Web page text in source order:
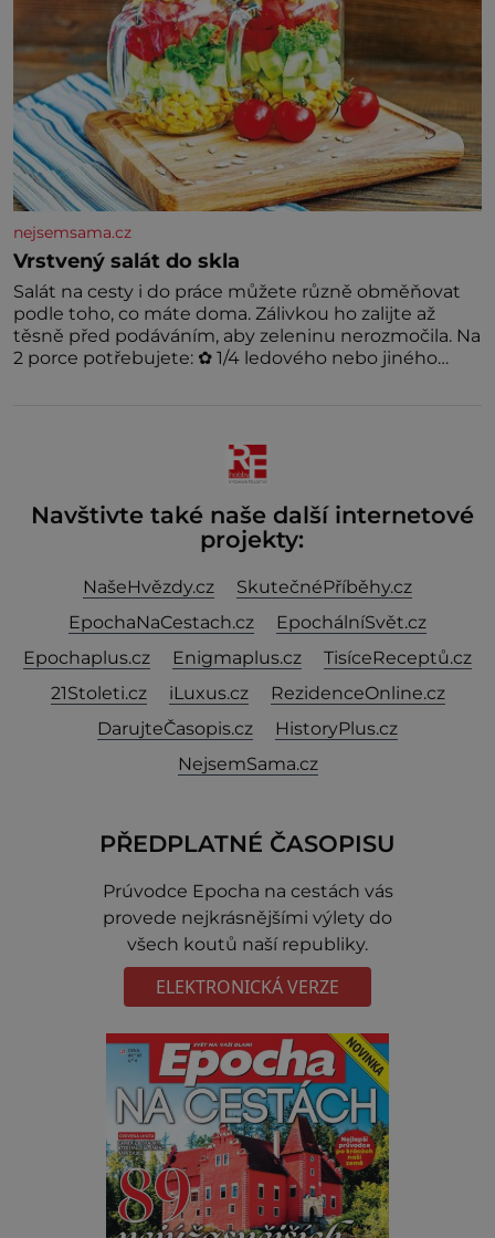
nejsemsama.cz
Vrstvený salát do skla
Salát na cesty i do práce můžete různě obměňovat
podle toho, co máte doma. Zálivkou ho zalijte až
těsně před podáváním, aby zeleninu nerozmočila. Na
2 porce potřebujete: ✿ 1/4 ledového nebo jiného
Navštivte také naše další internetové
projekty:
NašeHvězdy.cz
SkutečnéPříběhy.cz
EpochaNaCestach.cz
EpochálníSvět.cz
Epochaplus.cz
Enigmaplus.cz
TisíceReceptů.cz
21Stoleti.cz
iLuxus.cz
RezidenceOnline.cz
DarujteČasopis.cz
HistoryPlus.cz
NejsemSama.cz
PŘEDPLATNÉ ČASOPISU
Prúvodce Epocha na cestách vás
provede nejkrásnějšími výlety do
všech koutů naší republiky.
ELEKTRONICKÁ VERZE